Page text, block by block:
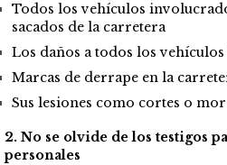
Todos los vehículos
sacados de la carretera
Los daños a todos los
Marcas de derrape en la
Sus lesiones como cortes o
2. No se olvide de los testigos
personales